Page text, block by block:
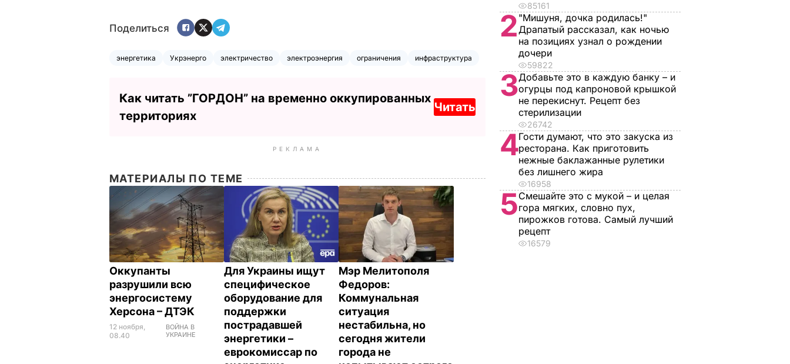
Поделиться
энергетика Укрэнерго электричество электроэнергия ограничения инфраструктура
Как читать ”ГОРДОН” на временно оккупированных
территориях
Читать
РЕКЛАМА
МАТЕРИАЛЫ ПО ТЕМЕ
Оккупанты
разрушили всю
энергосистему
Херсона – ДТЭК
12 ноября,
08.40
ВОЙНА В
УКРАИНЕ
Для Украины ищут
специфическое
оборудование для
поддержки
пострадавшей
энергетики –
еврокомиссар по
Мэр Мелитополя
Федоров:
Коммунальная
ситуация
нестабильна, но
сегодня жители
города не
85161
2 "Мишуня, дочка родилась!"
Драпатый рассказал, как ночью
на позициях узнал о рождении
дочери
59822
3Добавьте это в каждую банку – и
огурцы под капроновой крышкой
не перекиснут. Рецепт без
стерилизации
26742
4Гости думают, что это закуска из
ресторана. Как приготовить
нежные баклажанные рулетики
без лишнего жира
16958
5Смешайте это с мукой – и целая
гора мягких, словно пух,
пирожков готова. Самый лучший
рецепт
16579